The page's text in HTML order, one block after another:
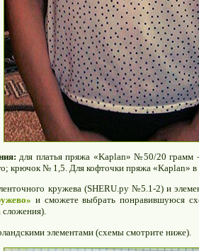
для платья пряжа «Kaplan» №50/20 грамм
крючок № 1,5. Для кофточки пряжа «Kaplan»
кружева (SHERU.ру №5.1-2) и
и сможете выбрать понравившуюся
сложения).
элементами (схемы смотрите ниже).